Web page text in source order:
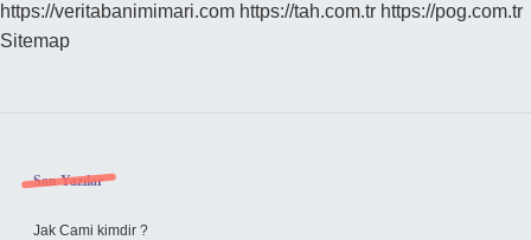
https://veritabanimimari.com https://tah.com.tr https://pog.com.tr
Sitemap
Sidebar
Son Yazılar
Jak Cami kimdir ?